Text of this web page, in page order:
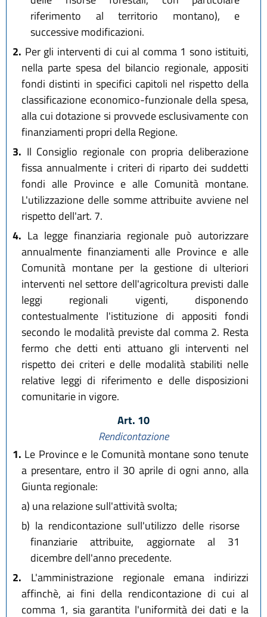
riferimento al territorio montano), e
successive modificazioni.
2. Per gli interventi di cui al comma 1 sono istituiti,
nella parte spesa del bilancio regionale, appositi
fondi distinti in specifici capitoli nel rispetto della
classificazione economico-funzionale della spesa,
alla cui dotazione si provvede esclusivamente con
finanziamenti propri della Regione.
3. Il Consiglio regionale con propria deliberazione
fissa annualmente i criteri di riparto dei suddetti
fondi alle Province e alle Comunità montane.
L'utilizzazione delle somme attribuite avviene nel
rispetto dell'art. 7.
4. La legge finanziaria regionale può autorizzare
annualmente finanziamenti alle Province e alle
Comunità montane per la gestione di ulteriori
interventi nel settore dell'agricoltura previsti dalle
leggi regionali vigenti, disponendo
contestualmente l'istituzione di appositi fondi
secondo le modalità previste dal comma 2. Resta
fermo che detti enti attuano gli interventi nel
rispetto dei criteri e delle modalità stabiliti nelle
relative leggi di riferimento e delle disposizioni
comunitarie in vigore.
Art. 10
Rendicontazione
1. Le Province e le Comunità montane sono tenute
a presentare, entro il 30 aprile di ogni anno, alla
Giunta regionale:
a) una relazione sull'attività svolta;
b) la rendicontazione sull'utilizzo delle risorse
finanziarie attribuite, aggiornate al 31
dicembre dell'anno precedente.
2. L'amministrazione regionale emana indirizzi
affinchè, ai fini della rendicontazione di cui al
comma 1, sia garantita l'uniformità dei dati e la